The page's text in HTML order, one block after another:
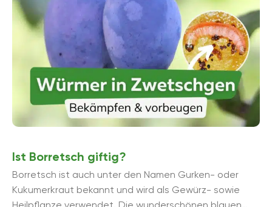
Ist Borretsch giftig?
Borretsch ist auch unter den Namen Gurken- oder
Kukumerkraut bekannt und wird als Gewürz- sowie